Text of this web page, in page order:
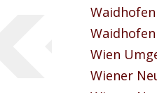
Wien
Wiener